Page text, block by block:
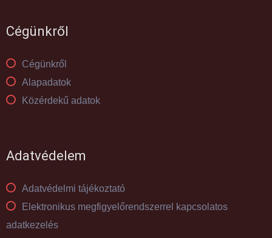
Cégünkről
Cégünkről
Alapadatok
Közérdekű adatok
Adatvédelem
Adatvédelmi tájékoztató
Elektronikus megfigyelőrendszerrel kapcsolatos
adatkezelés